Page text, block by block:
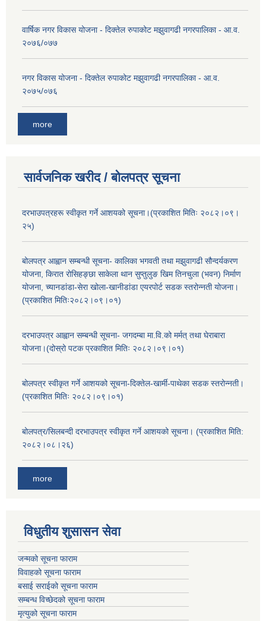
वार्षिक नगर विकास योजना - दिक्तेल रुपाकोट मझुवागढी नगरपालिका - आ.व.
२०७६/०७७
नगर विकास योजना - दिक्तेल रुपाकोट मझुवागढी नगरपालिका - आ.व.
२०७५/०७६
more
सार्वजनिक खरीद / बोलपत्र सूचना
दरभाउपत्रहरू स्वीकृत गर्ने आशयको सूचना।(प्रकाशित मितिः २०८२।०९।
२५)
बोलपत्र आह्वान सम्बन्धी सूचना- कालिका भगवती तथा मझुवागढी सौन्दर्यकरण
योजना, किरात रोसिहङ्छा साकेला थान सुप्तुलुङ खिम तिनचुला (भवन) निर्माण
योजना, च्यानडांडा-सेरा खोला-खानीडांडा एयरपोर्ट सडक स्तरोन्नती योजना।
(प्रकाशित मितिः२०८२।०९।०१)
दरभाउपत्र आह्वान सम्बन्धी सूचना- जगदम्बा मा.वि.को मर्मत् तथा घेराबारा
योजना।(दोस्रो पटक प्रकाशित मितिः २०८२।०९।०१)
बोलपत्र स्वीकृत गर्ने आशयको सूचना-दिक्तेल-खार्मी-पाथेका सडक स्तरोन्नती।
(प्रकाशित मितिः २०८२।०९।०१)
बोलपत्र/सिलबन्दी दरभाउपत्र स्वीकृत गर्ने आशयको सूचना। (प्रकाशित मिति:
२०८२।०८।२६)
more
विधुतीय शुसासन सेवा
जन्मको सूचना फाराम
विवाहको सूचना फाराम
बसाई सराईको सूचना फाराम
सम्बन्ध विच्छेदको सूचना फाराम
मृत्युको सूचना फाराम